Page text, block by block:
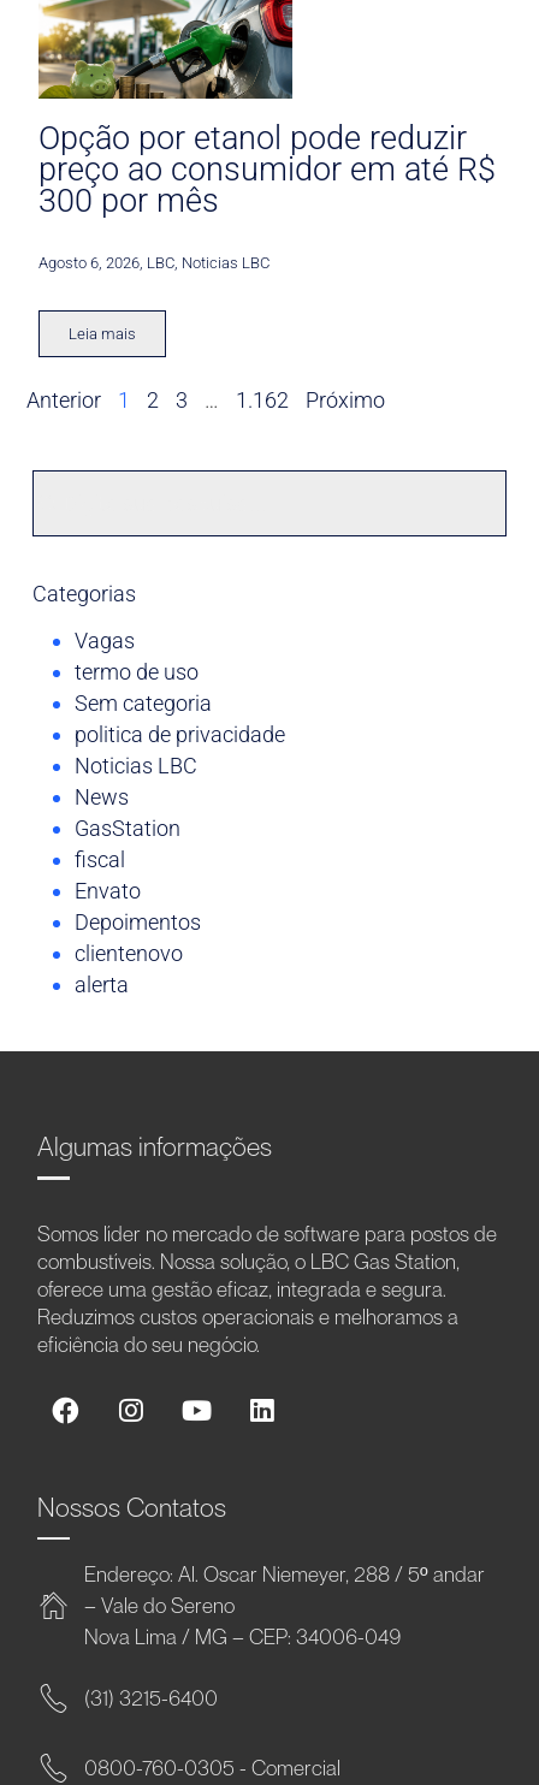
Opção por etanol pode reduzir
preço ao consumidor em até R$
300 por mês
Agosto 6, 2026 LBC Noticias LBC
Leia mais
Anterior 1 2 3 … 1.162 Próximo
Categorias
Vagas
termo de uso
Sem categoria
politica de privacidade
Noticias LBC
News
GasStation
fiscal
Envato
Depoimentos
clientenovo
alerta
Algumas informações
Somos líder no mercado de software para postos de
combustíveis. Nossa solução, o LBC Gas Station,
oferece uma gestão eficaz, integrada e segura.
Reduzimos custos operacionais e melhoramos a
eficiência do seu negócio.
Nossos Contatos
Endereço: Al. Oscar Niemeyer, 288 / 5º andar
– Vale do Sereno
Nova Lima / MG – CEP: 34006-049
(31) 3215-6400
0800-760-0305 - Comercial